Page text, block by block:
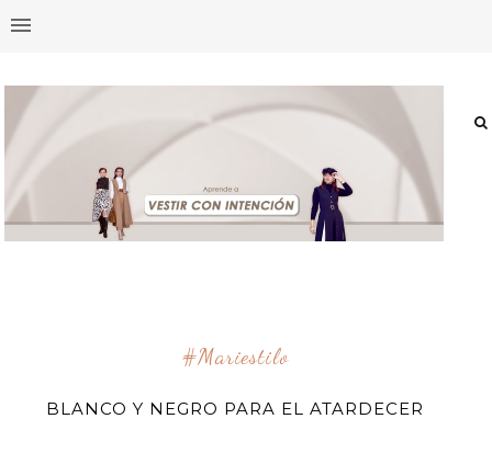
#mariestilo
BLANCO Y NEGRO PARA EL ATARDECER